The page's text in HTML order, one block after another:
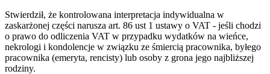
Stwierdził, że kontrolowana interpretacja indywidualna w
zaskarżonej części narusza art. 86 ust 1 ustawy o VAT - jeśli chodzi
o prawo do odliczenia VAT w przypadku wydatków na wieńce,
nekrologi i kondolencje w związku ze śmiercią pracownika, byłego
pracownika (emeryta, rencisty) lub osoby z grona jego najbliższej
rodziny.